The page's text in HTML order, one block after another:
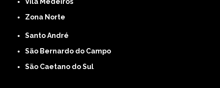
Vila Medeiros
Zona Norte
Santo André
São Bernardo do Campo
São Caetano do Sul